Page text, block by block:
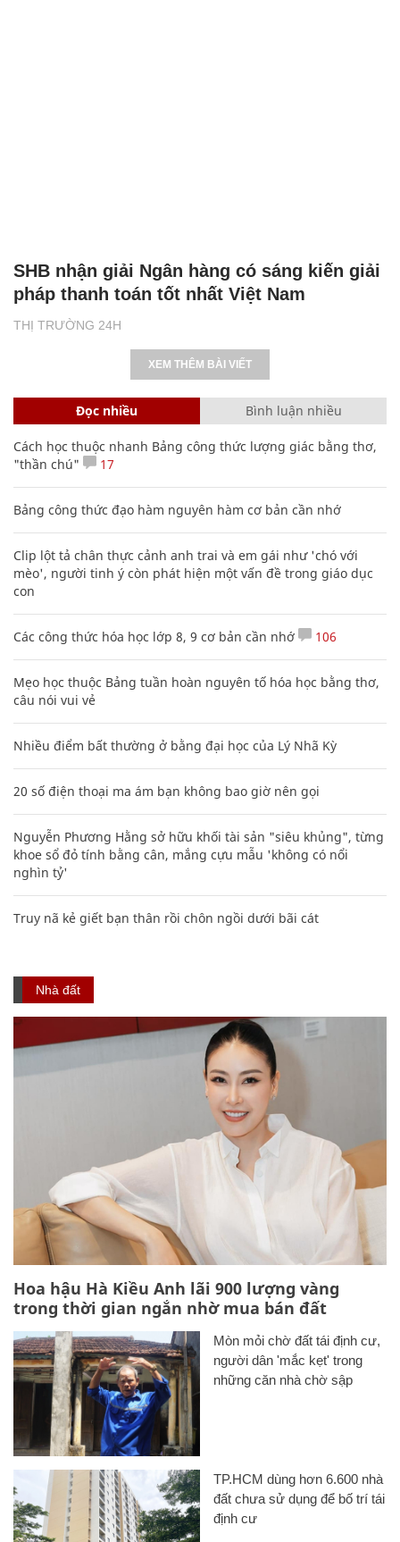
THỊ TRƯỜNG 24H
SHB nhận giải Ngân hàng có sáng kiến giải
pháp thanh toán tốt nhất Việt Nam
XEM THÊM BÀI VIẾT
Đọc nhiều Bình luận nhiều
Cách học thuộc nhanh Bảng công thức lượng giác bằng thơ,
"thần chú"
17
Bảng công thức đạo hàm nguyên hàm cơ bản cần nhớ
Clip lột tả chân thực cảnh anh trai và em gái như 'chó với
mèo', người tinh ý còn phát hiện một vấn đề trong giáo dục
con
Các công thức hóa học lớp 8, 9 cơ bản cần nhớ 106
Mẹo học thuộc Bảng tuần hoàn nguyên tố hóa học bằng thơ,
câu nói vui vẻ
Nhiều điểm bất thường ở bằng đại học của Lý Nhã Kỳ
20 số điện thoại ma ám bạn không bao giờ nên gọi
Nguyễn Phương Hằng sở hữu khối tài sản "siêu khủng", từng
khoe sổ đỏ tính bằng cân, mắng cựu mẫu 'không có nổi
nghìn tỷ'
Truy nã kẻ giết bạn thân rồi chôn ngồi dưới bãi cát
Nhà đất
Hoa hậu Hà Kiều Anh lãi 900 lượng vàng
trong thời gian ngắn nhờ mua bán đất
Mòn mỏi chờ đất tái định cư,
người dân 'mắc kẹt' trong
những căn nhà chờ sập
TP.HCM dùng hơn 6.600 nhà
đất chưa sử dụng để bố trí tái
định cư